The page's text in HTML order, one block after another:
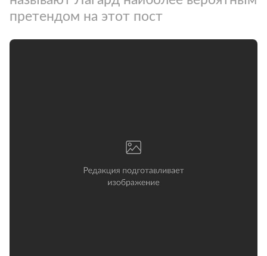
претендом на этот пост